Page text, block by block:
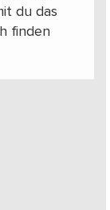
du das
finden